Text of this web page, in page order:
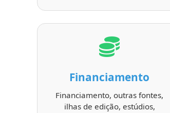
Financiamento
Financiamento, outras fontes,
ilhas de edição, estúdios,